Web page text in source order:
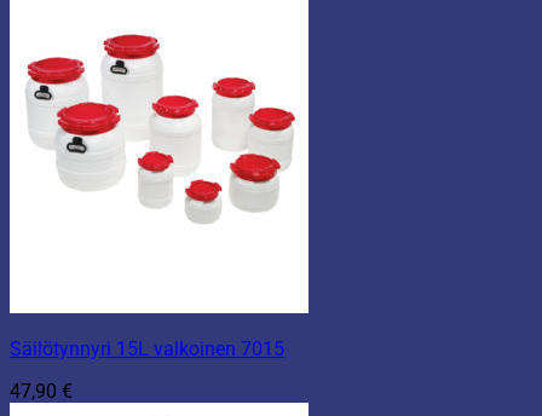
Säilötynnyri 15L valkoinen 7015
47,90 €